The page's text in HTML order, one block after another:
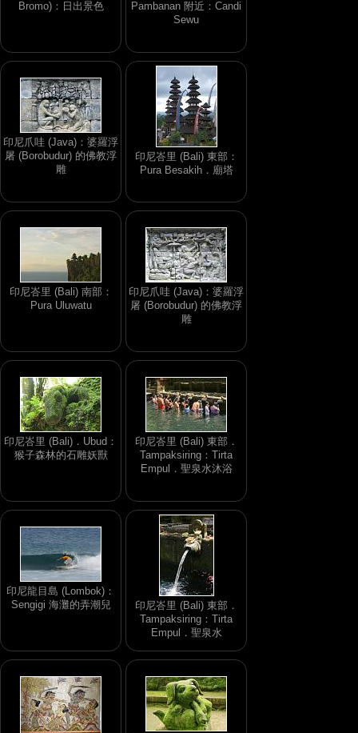
Bromo)：日出景色
Pambanan 附近：Candi
Sewu
印尼爪哇 (Java)：婆羅浮
屠 (Borobudur) 的佛教浮
雕
印尼峇里 (Bali) 東部：
Pura Besakih．廟塔
印尼峇里 (Bali) 南部：
Pura Uluwatu
印尼爪哇 (Java)：婆羅浮
屠 (Borobudur) 的佛教浮
雕
印尼峇里 (Bali)．Ubud：
猴子森林的石雕妖獸
印尼峇里 (Bali) 東部．
Tampaksiring：Tirta
Empul．聖泉水沐浴
印尼龍目島 (Lombok)：
Sengigi 海灘的弄潮兒
印尼峇里 (Bali) 東部．
Tampaksiring：Tirta
Empul．聖泉水